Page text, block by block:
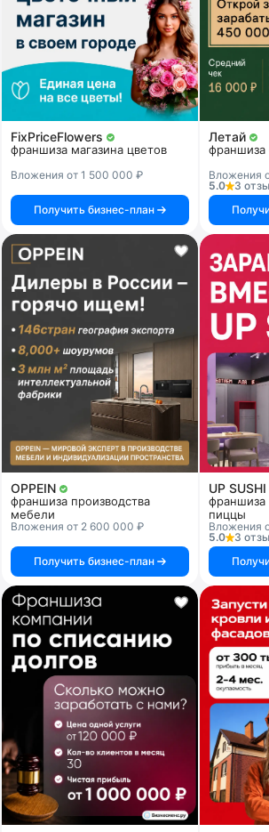
FixPriceFlowers
франшиза магазина цветов
Вложения от 1 500 000 ₽
Получить бизнес-план
Летай
франшиза
Вложения
5.0
3
OPPEIN
франшиза производства
мебели
Вложения от 2 600 000 ₽
Получить бизнес-план
UP SUSHI
франшиза
пиццы
Вложения
5.0
3